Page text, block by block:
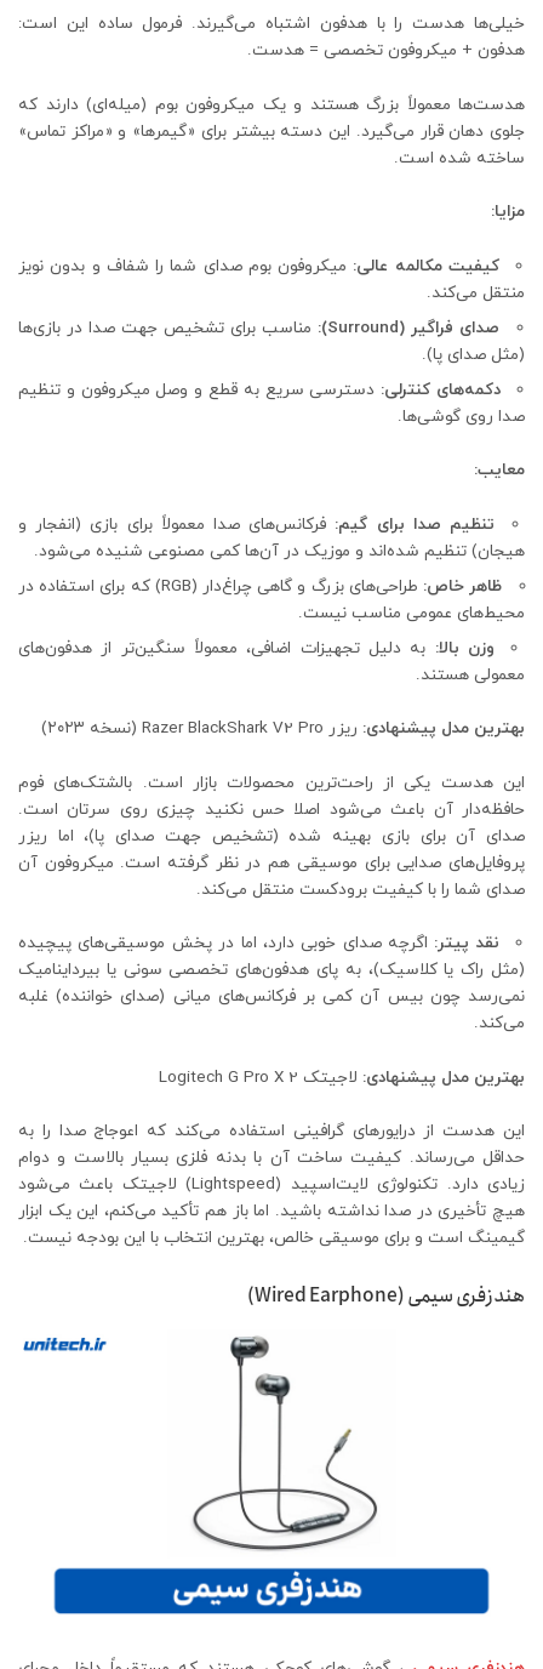
خیلی‌ها هدست را با هدفون اشتباه می‌گیرند. فرمول ساده این است:
هدفون + میکروفون تخصصی = هدست.
هدست‌ها معمولاً بزرگ هستند و یک میکروفون بوم (میله‌ای) دارند که
جلوی دهان قرار می‌گیرد. این دسته بیشتر برای «گیمرها» و «مراکز تماس»
ساخته شده است.
مزایا:
کیفیت مکالمه عالی: میکروفون بوم صدای شما را شفاف و بدون نویز
منتقل می‌کند.
صدای فراگیر (Surround):
مناسب برای تشخیص جهت صدا در بازی‌ها
(مثل صدای پا).
دکمه‌های کنترلی: دسترسی سریع به قطع و وصل میکروفون و تنظیم
صدا روی گوشی‌ها.
معایب:
تنظیم صدا برای گیم: فرکانس‌های صدا معمولاً برای بازی (انفجار و
هیجان) تنظیم شده‌اند و موزیک در آن‌ها کمی مصنوعی شنیده می‌شود.
ظاهر خاص:
طراحی‌های بزرگ و گاهی چراغ‌دار (RGB) که برای استفاده در
محیط‌های عمومی مناسب نیست.
وزن بالا: به دلیل تجهیزات اضافی، معمولاً سنگین‌تر از هدفون‌های
معمولی هستند.
بهترین مدل پیشنهادی: ریزر Razer BlackShark V2 Pro (نسخه ۲۰۲۳)
این هدست یکی از راحت‌ترین محصولات بازار است. بالشتک‌های فوم
حافظه‌دار آن باعث می‌شود اصلا حس نکنید چیزی روی سرتان است.
صدای آن برای بازی بهینه شده (تشخیص جهت صدای پا)، اما ریزر
پروفایل‌های صدایی برای موسیقی هم در نظر گرفته است. میکروفون آن
صدای شما را با کیفیت برودکست منتقل می‌کند.
نقد پیتر: اگرچه صدای خوبی دارد، اما در پخش موسیقی‌های پیچیده
(مثل راک یا کلاسیک)، به پای هدفون‌های تخصصی سونی یا بیرداینامیک
نمی‌رسد چون بیس آن کمی بر فرکانس‌های میانی (صدای خواننده) غلبه
می‌کند.
بهترین مدل پیشنهادی: لاجیتک Logitech G Pro X 2
این هدست از درایورهای گرافینی استفاده می‌کند که اعوجاج صدا را به
حداقل می‌رساند. کیفیت ساخت آن با بدنه فلزی بسیار بالاست و دوام
زیادی دارد. تکنولوژی لایت‌اسپید (Lightspeed) لاجیتک باعث می‌شود
هیچ تأخیری در صدا نداشته باشید. اما باز هم تأکید می‌کنم، این یک ابزار
گیمینگ است و برای موسیقی خالص، بهترین انتخاب با این بودجه نیست.
هندزفری سیمی (Wired Earphone)